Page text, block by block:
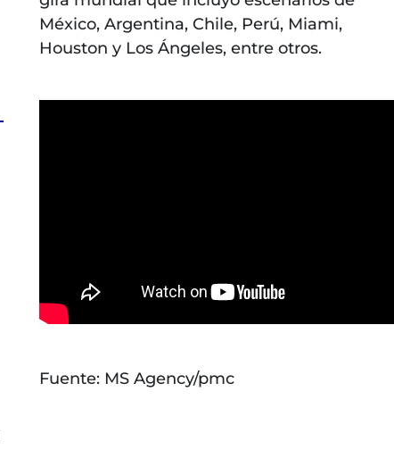
México, Argentina, Chile, Perú, Miami,
Houston y Los Ángeles, entre otros.
Fuente: MS Agency/pmc